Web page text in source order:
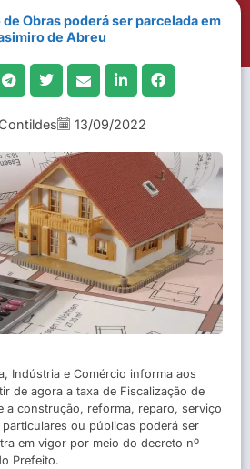
de Obras poderá ser parcelada em
de Abreu
13/09/2022
Indústria e Comércio informa aos
de agora a taxa de Fiscalização de
a construção, reforma, reparo, serviço
ou públicas poderá ser
em vigor por meio do decreto nº
Prefeito.